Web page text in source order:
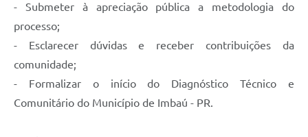
- Submeter à apreciação pública a metodologia do
processo;
- Esclarecer dúvidas e receber contribuições da
comunidade;
- Formalizar o início do Diagnóstico Técnico e
Comunitário do Município de Imbaú - PR.